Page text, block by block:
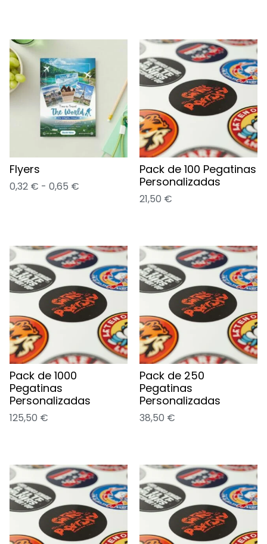
Flyers
0,32 € - 0,65 €
Pack de 100 Pegatinas
Personalizadas
21,50 €
Pack de 1000
Pegatinas
Personalizadas
125,50 €
Pack de 250
Pegatinas
Personalizadas
38,50 €